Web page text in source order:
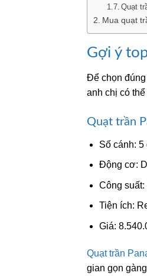
Quạt
Mua quạt
Gợi ý
Để chọn
anh chị có
Quạt trần
Số cánh: 5
Động cơ:
Công
Tiện ích:
Giá:
Quạt trần
gian gọn